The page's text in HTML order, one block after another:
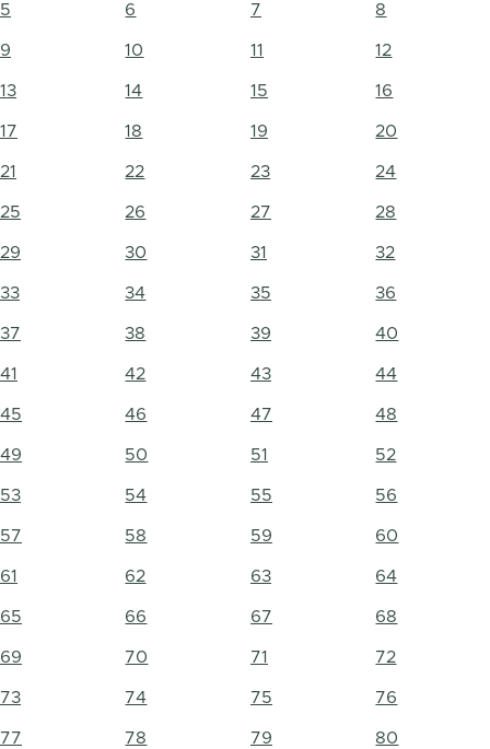
5 6 7 8
9 10 11 12
13 14 15 16
17 18 19 20
21 22 23 24
25 26 27 28
29 30 31 32
33 34 35 36
37 38 39 40
41 42 43 44
45 46 47 48
49 50 51 52
53 54 55 56
57 58 59 60
61 62 63 64
65 66 67 68
69 70 71 72
73 74 75 76
77 78 79 80